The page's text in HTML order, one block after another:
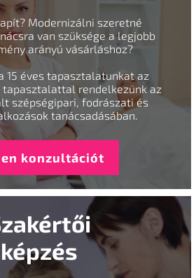
Modernizálni szeretné
van szüksége a legjobb
arányú vásárláshoz?
15 éves tapasztalatunkat az
tapasztalattal rendelkezünk az
szépségipari, fodrászati és
tanácsadásában.
konzultációt
képzés